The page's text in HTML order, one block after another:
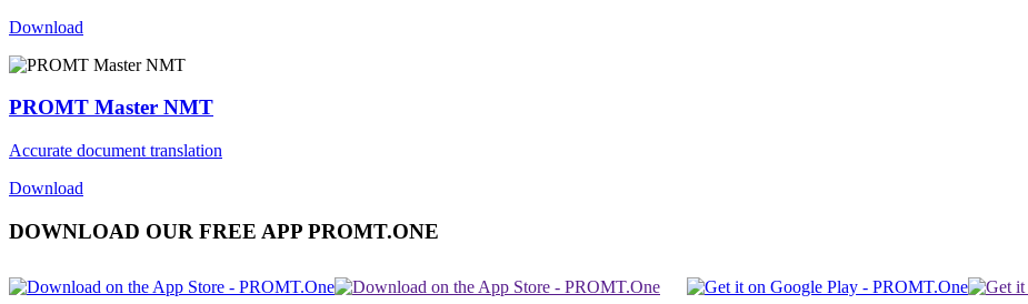
Download
PROMT Master NMT
Accurate document translation
Download
DOWNLOAD OUR FREE APP PROMT.ONE